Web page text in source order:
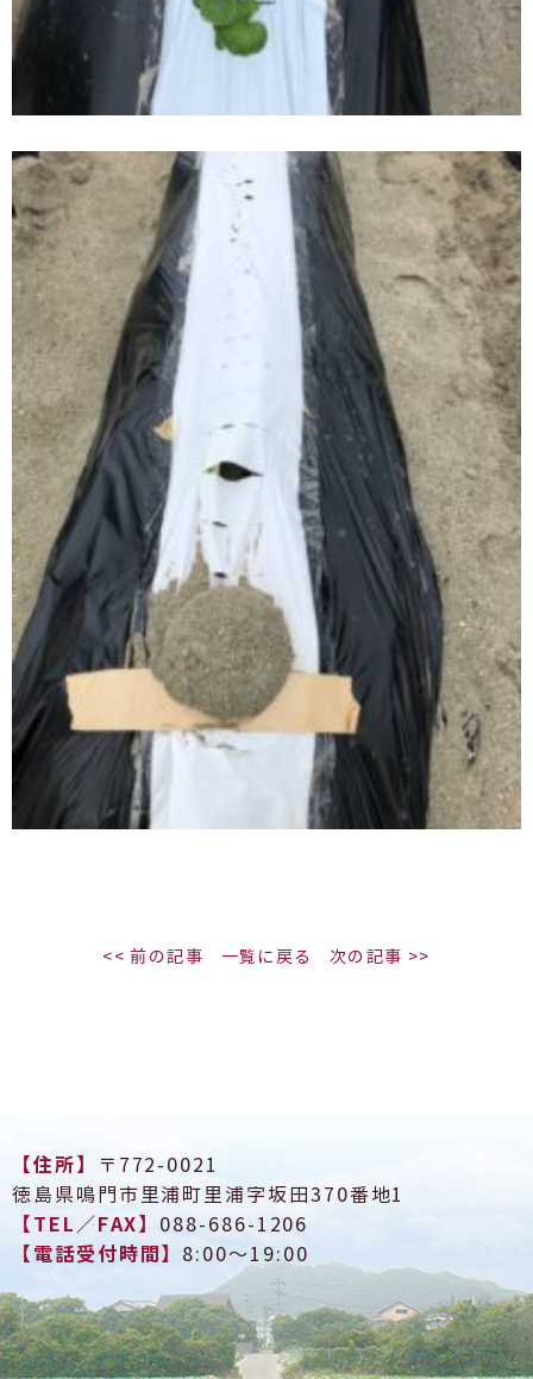
<< 前の記事 一覧に戻る 次の記事 >>
【住所】
〒772-0021
徳島県鳴門市里浦町里浦字坂田370番地1
【TEL／FAX】 088-686-1206
【電話受付時間】 8:00～19:00